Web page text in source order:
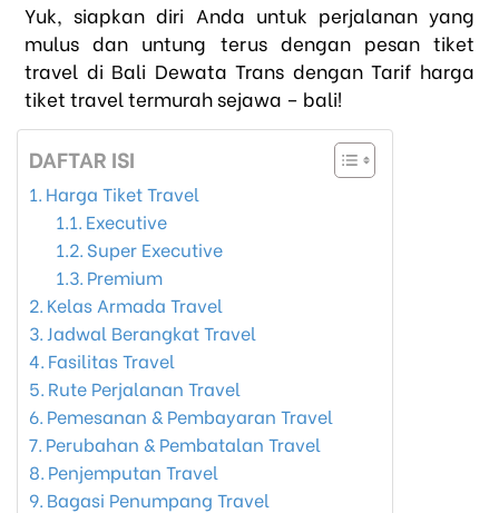
Yuk, siapkan diri Anda untuk perjalanan yang
mulus dan untung terus dengan pesan tiket
travel di Bali Dewata Trans dengan Tarif harga
tiket travel termurah sejawa – bali!
DAFTAR ISI
Harga Tiket Travel
Executive
Super Executive
Premium
Kelas Armada Travel
Jadwal Berangkat Travel
Fasilitas Travel
Rute Perjalanan Travel
Pemesanan & Pembayaran Travel
Perubahan & Pembatalan Travel
Penjemputan Travel
Bagasi Penumpang Travel